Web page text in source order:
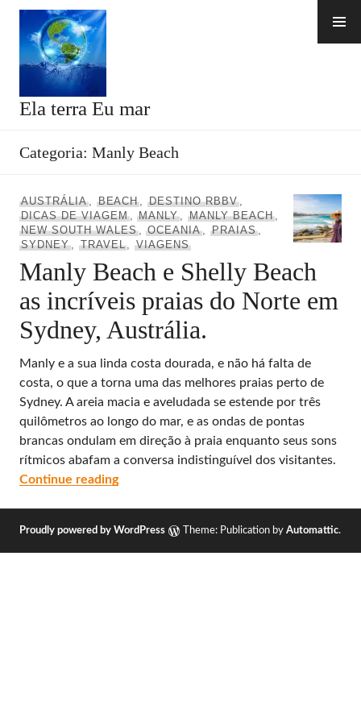
Skip
content
Ela terra Eu mar
Categoria: Manly Beach
AUSTRÁLIA, BEACH,DESTINO RBBV,
DICAS DE VIAGEM,MANLY,MANLY BEACH,
NEW SOUTH WALES,OCEANIA,PRAIAS,
SYDNEY, TRAVEL,VIAGENS
Manly Beach e Shelly Beach
as incríveis praias do Norte em
Sydney, Austrália.
Manly e a sua linda costa dourada, e não há falta de
costa, o que a torna uma das melhores praias perto de
Sydney. A areia macia e aveludada se estende por três
quilômetros ao longo do mar, e as ondas de pontas
brancas ondulam em direção à praia enquanto seus sons
rítmicos abafam a conversa indistinguível dos visitantes.
Continue readingManly Beach e Shelly Beach as incríveis
Proudly powered by WordPress Theme: Publication by Automattic.